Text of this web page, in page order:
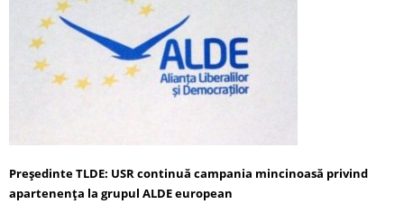
Preşedinte TLDE: USR continuă campania mincinoasă privind
apartenenţa la grupul ALDE european